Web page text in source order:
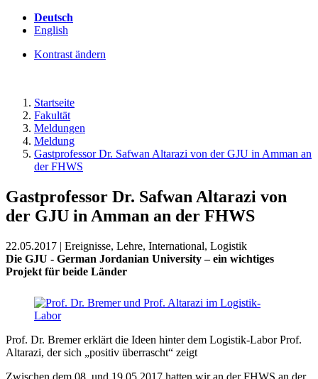
Deutsch
English
Kontrast ändern
Startseite
Fakultät
Meldungen
Meldung
Gastprofessor Dr. Safwan Altarazi von der GJU in Amman an
der FHWS
Gastprofessor Dr. Safwan Altarazi von
der GJU in Amman an der FHWS
22.05.2017 | Ereignisse, Lehre, International, Logistik
Die GJU - German Jordanian University – ein wichtiges
Projekt für beide Länder
Prof. Dr. Bremer erklärt die Ideen hinter dem Logistik-Labor Prof.
Altarazi, der sich „positiv überrascht“ zeigt
Zwischen dem 08. und 19.05.2017 hatten wir an der FHWS an der